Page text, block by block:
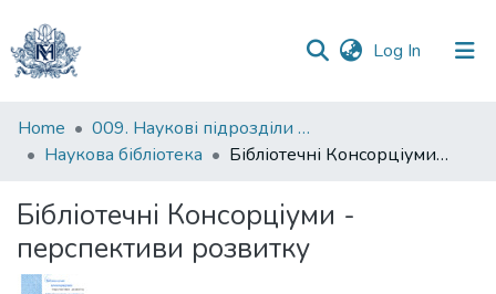
Log In (current)
Communities
&
All of DSpace
Statistics
Home
009. Наукові підрозділи НаУКМА
Наукова бібліотека
Бібліотечні Консорціуми - перспективи розвитку
Бібліотечні Консорціуми -
перспективи розвитку